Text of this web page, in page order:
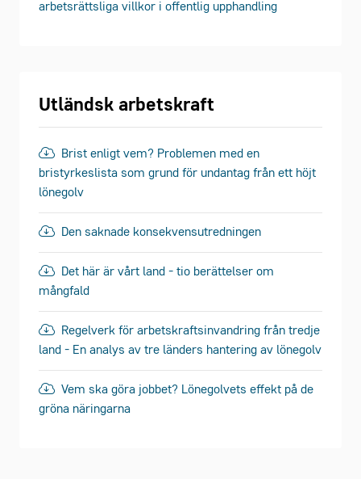
arbetsrättsliga villkor i offentlig upphandling
Utländsk arbetskraft
Brist enligt vem? Problemen med en
bristyrkeslista som grund för undantag från ett höjt
lönegolv
Den saknade konsekvensutredningen
Det här är vårt land - tio berättelser om
mångfald
Regelverk för arbetskraftsinvandring från tredje
land - En analys av tre länders hantering av lönegolv
Vem ska göra jobbet? Lönegolvets effekt på de
gröna näringarna